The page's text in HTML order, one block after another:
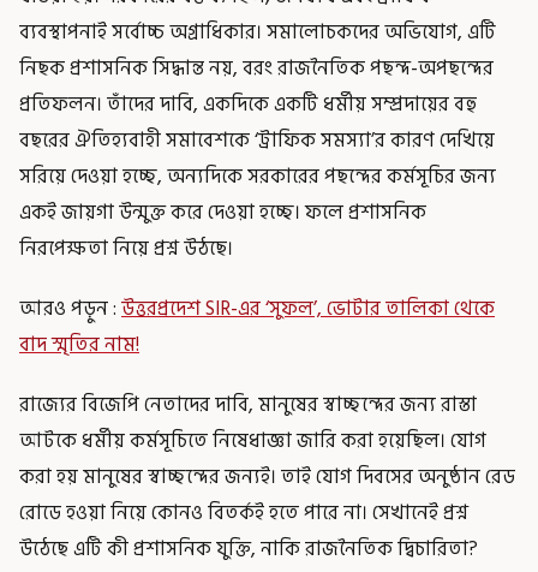
ব্যবস্থাপনাই সর্বোচ্চ অগ্রাধিকার। সমালোচকদের অভিযোগ, এটি
নিছক প্রশাসনিক সিদ্ধান্ত নয়, বরং রাজনৈতিক পছন্দ-অপছন্দের
প্রতিফলন। তাঁদের দাবি, একদিকে একটি ধর্মীয় সম্প্রদায়ের বহু
বছরের ঐতিহ্যবাহী সমাবেশকে ‘ট্রাফিক সমস্যা’র কারণ দেখিয়ে
সরিয়ে দেওয়া হচ্ছে, অন্যদিকে সরকারের পছন্দের কর্মসূচির জন্য
একই জায়গা উন্মুক্ত করে দেওয়া হচ্ছে। ফলে প্রশাসনিক
নিরপেক্ষতা নিয়ে প্রশ্ন উঠছে।
আরও পড়ুন :উত্তরপ্রদেশ SIR-এর ‘সুফল’, ভোটার তালিকা থেকে
বাদ স্মৃতির নাম!
রাজ্যের বিজেপি নেতাদের দাবি, মানুষের স্বাচ্ছন্দের জন্য রাস্তা
আটকে ধর্মীয় কর্মসূচিতে নিষেধাজ্ঞা জারি করা হয়েছিল। যোগ
করা হয় মানুষের স্বাচ্ছন্দের জন্যই। তাই যোগ দিবসের অনুষ্ঠান রেড
রোডে হওয়া নিয়ে কোনও বিতর্কই হতে পারে না। সেখানেই প্রশ্ন
উঠেছে এটি কী প্রশাসনিক যুক্তি, নাকি রাজনৈতিক দ্বিচারিতা?